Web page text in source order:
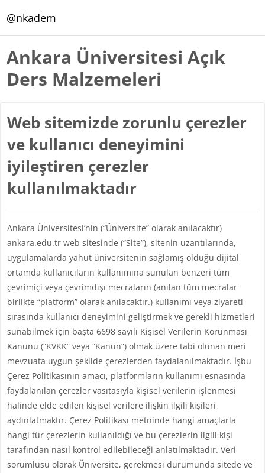
@nkadem
Ankara Üniversitesi Açık
Ders Malzemeleri
Web sitemizde zorunlu çerezler
ve kullanıcı deneyimini
iyileştiren çerezler
kullanılmaktadır
Ankara Üniversitesi’nin (“Üniversite” olarak anılacaktır)
ankara.edu.tr web sitesinde (“Site”), sitenin uzantılarında,
uygulamalarda yahut üniversitenin sağlamış olduğu dijital
ortamda kullanıcıların kullanımına sunulan benzeri tüm
çevrimiçi veya çevrimdışı mecraların (anılan tüm mecralar
birlikte “platform” olarak anılacaktır.) kullanımı veya ziyareti
sırasında kullanıcı deneyimini geliştirmek ve gerekli hizmetleri
sunabilmek için başta 6698 sayılı Kişisel Verilerin Korunması
Kanunu (“KVKK” veya “Kanun”) olmak üzere tabi olunan meri
mevzuata uygun şekilde çerezlerden faydalanılmaktadır. İşbu
Çerez Politikasının amacı, platformların kullanımı esnasında
faydalanılan çerezler vasıtasıyla kişisel verilerin işlenmesi
halinde elde edilen kişisel verilere ilişkin ilgili kişileri
aydınlatmaktır. Çerez Politikası metninde hangi amaçlarla
hangi tür çerezlerin kullanıldığı ve bu çerezlerin ilgili kişi
tarafından nasıl kontrol edilebileceği anlatılmaktadır. Veri
sorumlusu olarak Üniversite, gerekmesi durumunda sitede ve